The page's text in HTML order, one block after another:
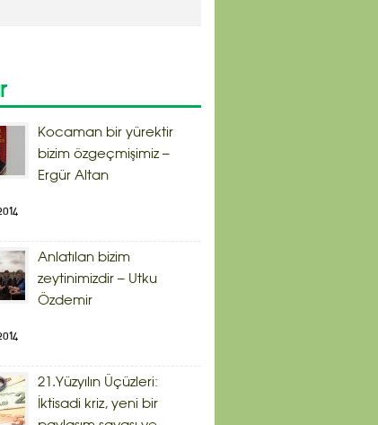
Kocaman bir yürektir
bizim özgeçmişimiz –
Ergür Altan
Anlatılan bizim
zeytinimizdir – Utku
Özdemir
21.Yüzyılın Üçüzleri:
İktisadi kriz, yeni bir